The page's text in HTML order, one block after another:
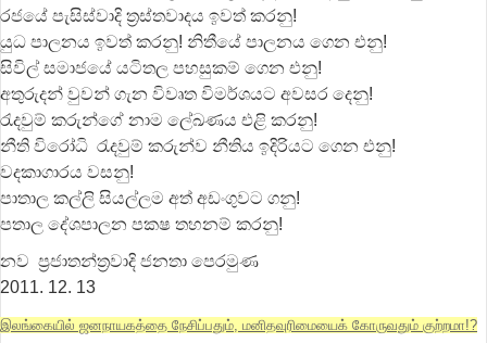
රජයේ පැසිස්වාදි ත්‍රස්තවාදය ඉවත් කරනු!
යුධ පාලනය ඉවත් කරනු! නිතීයේ පාලනය ගෙන එනු!
සිවිල් සමාජයේ යටිතල පහසුකම් ගෙන එනු!
අතුරුදන් වුවන් ගැන විවෘත විමර්ශයට අවසර දෙනු!
රැදවුම් කරුන්ගේ නාම ලේඛණය එළි කරනු!
නීති විරෝධි රැදවුම් කරුන්ව නීතිය ඉදිරියට ගෙන එනු!
වදකාගාරය වසනු!
පාතාල කල්ලි සියල්ලම අත් අඩංගුවට ගනු!
පතාල දේශපාලන පක‍ෂ තහනම් කරනු!
නව ප්‍රජාතන්ත්‍රවාදි ජනතා පෙරමුණ
2011. 12. 13
இலங்கையில் ஜனநாயகத்தை நேசிப்பதும், மனிதவுரிமையைக் கோருவதும் குற்றமா!?